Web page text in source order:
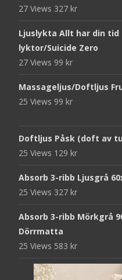
27 Views 327 kr
Ljuslykta Allt har din tid
lyktor/Suicide Zero
27 Views 99 kr
Massageljus/Doftljus
25 Views 99 kr
Doftljus Påsk (doft av
25 Views 129 kr
Absorb 3-ribb Ljusgrå
25 Views 327 kr
Absorb 3-ribb Mörkgrå
Dörrmatta
25 Views 583 kr